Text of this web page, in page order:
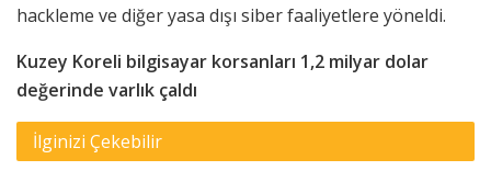
hackleme ve diğer yasa dışı siber faaliyetlere yöneldi.
Kuzey Koreli bilgisayar korsanları 1,2 milyar dolar
değerinde varlık çaldı
İlginizi Çekebilir